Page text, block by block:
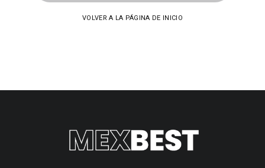
VOLVER A LA PÁGINA DE INICIO